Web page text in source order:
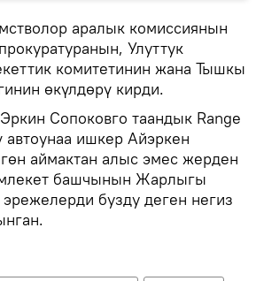
аралык комиссиянын
Улуттук
комитетинин жана Тышкы
өкүлдөрү кирди.
Сопоковго таандык Range
автоунаа ишкер Айэркен
аймактан алыс эмес жерден
башчынын Жарлыгы
бузду деген негиз